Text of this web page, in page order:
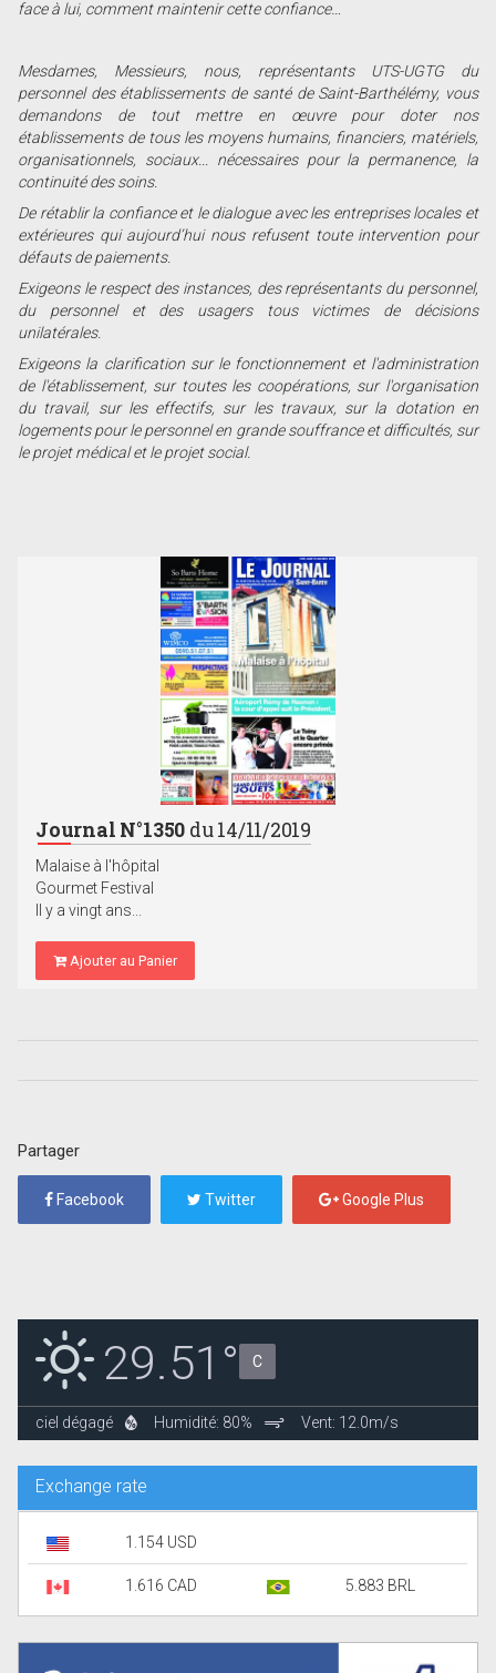
face à lui, comment maintenir cette confiance…
Mesdames, Messieurs, nous, représentants UTS-UGTG du
personnel des établissements de santé de Saint-Barthélémy, vous
demandons de tout mettre en œuvre pour doter nos
établissements de tous les moyens humains, financiers, matériels,
organisationnels, sociaux... nécessaires pour la permanence, la
continuité des soins.
De rétablir la confiance et le dialogue avec les entreprises locales et
extérieures qui aujourd’hui nous refusent toute intervention pour
défauts de paiements.
Exigeons le respect des instances, des représentants du personnel,
du personnel et des usagers tous victimes de décisions
unilatérales.
Exigeons la clarification sur le fonctionnement et l'administration
de l'établissement, sur toutes les coopérations, sur l'organisation
du travail, sur les effectifs, sur les travaux, sur la dotation en
logements pour le personnel en grande souffrance et difficultés, sur
le projet médical et le projet social.
Journal N°1350 du 14/11/2019
Malaise à l'hôpital
Gourmet Festival
Il y a vingt ans...
Ajouter au Panier
Partager
Facebook Twitter Google Plus
29.51° C
ciel dégagé Humidité: 80% Vent: 12.0m/s
Exchange rate
1.154 USD
1.616 CAD 5.883 BRL